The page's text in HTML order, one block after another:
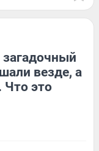
везде, а
Что это